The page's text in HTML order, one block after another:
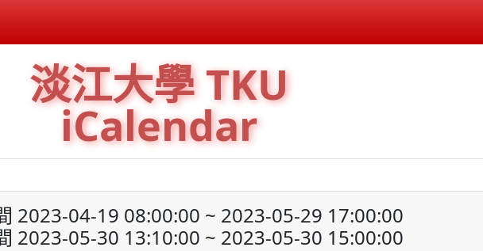
淡江大學 TKU
iCalendar
2023-04-19 08:00:00 ~ 2023-05-29 17:00:00
2023-05-30 13:10:00 ~ 2023-05-30 15:00:00